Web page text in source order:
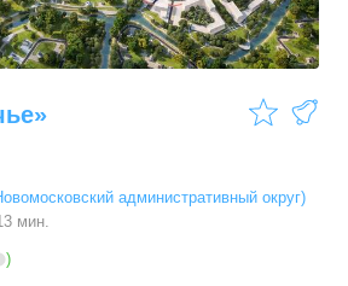
административный округ)
мин.
)